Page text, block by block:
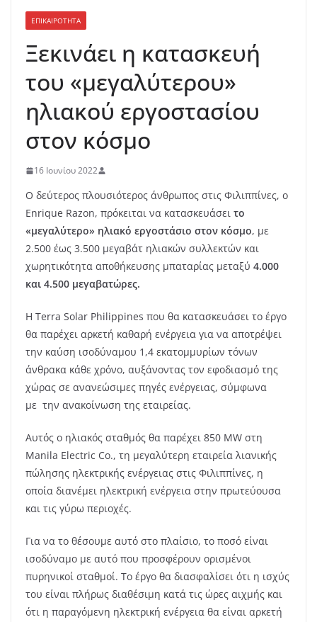
ΕΠΙΚΑΙΡΟΤΗΤΑ
Ξεκινάει η κατασκευή
του «μεγαλύτερου»
ηλιακού εργοστασίου
στον κόσμο
16 Ιουνίου 2022
Ο δεύτερος πλουσιότερος άνθρωπος στις Φιλιππίνες, ο
Enrique Razon, πρόκειται να κατασκευάσει το
«μεγαλύτερο» ηλιακό εργοστάσιο στον κόσμο, με
2.500 έως 3.500 μεγαβάτ ηλιακών συλλεκτών και
χωρητικότητα αποθήκευσης μπαταρίας μεταξύ 4.000
και 4.500 μεγαβατώρες.
Η Terra Solar Philippines που θα κατασκευάσει το έργο
θα παρέχει αρκετή καθαρή ενέργεια για να αποτρέψει
την καύση ισοδύναμου 1,4 εκατομμυρίων τόνων
άνθρακα κάθε χρόνο, αυξάνοντας τον εφοδιασμό της
χώρας σε ανανεώσιμες πηγές ενέργειας, σύμφωνα
με την ανακοίνωση της εταιρείας.
Αυτός ο ηλιακός σταθμός θα παρέχει 850 MW στη
Manila Electric Co., τη μεγαλύτερη εταιρεία λιανικής
πώλησης ηλεκτρικής ενέργειας στις Φιλιππίνες, η
οποία διανέμει ηλεκτρική ενέργεια στην πρωτεύουσα
και τις γύρω περιοχές.
Για να το θέσουμε αυτό στο πλαίσιο, το ποσό είναι
ισοδύναμο με αυτό που προσφέρουν ορισμένοι
πυρηνικοί σταθμοί. Το έργο θα διασφαλίσει ότι η ισχύς
του είναι πλήρως διαθέσιμη κατά τις ώρες αιχμής και
ότι η παραγόμενη ηλεκτρική ενέργεια θα είναι αρκετή